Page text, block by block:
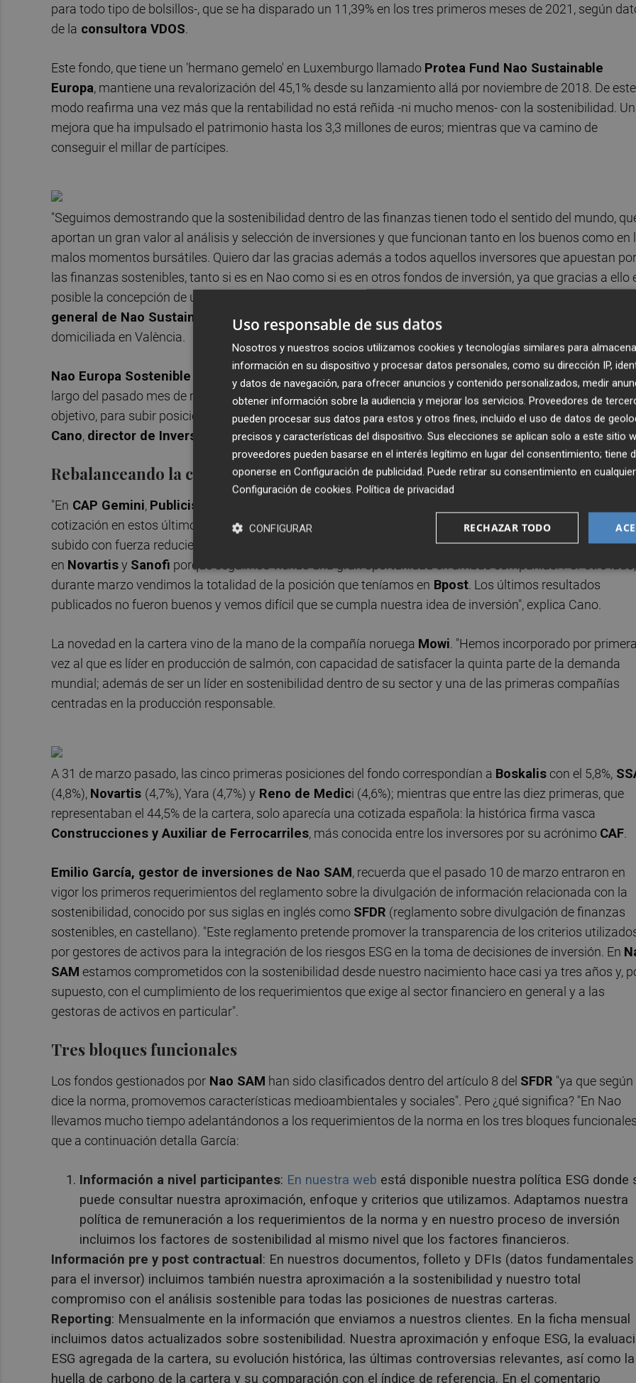
para todo tipo de bolsillos-, que se ha disparado un 11,39% en los tres primeros meses de 2021, según
de la consultora VDOS.
Este fondo, que tiene un 'hermano gemelo' en Luxemburgo llamado Protea Fund Nao Sustainable
Europa, mantiene una revalorización del 45,1% desde su lanzamiento allá por noviembre de 2018. De este
modo reafirma una vez más que la rentabilidad no está reñida -ni mucho menos- con la sostenibilidad.
mejora que ha impulsado el patrimonio hasta los 3,3 millones de euros; mientras que va camino de
conseguir el millar de partícipes.
"Seguimos demostrando que la sostenibilidad dentro de las finanzas tienen todo el sentido del mundo,
aportan un gran valor al análisis y selección de inversiones y que funcionan tanto en los buenos como en
malos momentos bursátiles. Quiero dar las gracias además a todos aquellos inversores que apuestan por
las finanzas sostenibles, tanto si es en Nao como si es en otros fondos de inversión, ya que gracias a ello
posible la concepción de un modelo social más equilibrado". Son palabras de
general de Nao Sustainable Asset Management (Nao SAM)
, la única 'gestora verde' de España y
domiciliada en València.
Nao Europa Sostenible cerró el primer trimestre del año con una exposición a renta variable del 92,5%. A
largo del pasado mes de marzo "hemos bajado peso en compañías que se están acercando al precio
objetivo, para subir posición en otras donde vemos un mayor potencial de revalorización", explicaPablo
Cano, director de Inversionesde la gestora fundada por los hermanosPablo y Ana Serratosa.
Rebalanceando la cartera
"En CAP Gemini, Publicis
cotización en estos últimos meses. Las tres compañías han publicado buenos resultados y la cotización
subido con fuerza reduciendo su potencial de revalorización. Asimismo hemos aprovechado para subir
en Novartisy Sanofi porque seguimos viendo una gran oportunidad en ambas compañías. Por otro lado,
durante marzo vendimos la totalidad de la posición que teníamos en Bpost. Los últimos resultados
publicados no fueron buenos y vemos difícil que se cumpla nuestra idea de inversión", explica Cano.
La novedad en la cartera vino de la mano de la compañía noruega Mowi. "Hemos incorporado por primera
vez al que es líder en producción de salmón, con capacidad de satisfacer la quinta parte de la demanda
mundial; además de ser un líder en sostenibilidad dentro de su sector y una de las primeras compañías
centradas en la producción responsable.
A 31 de marzo pasado, las cinco primeras posiciones del fondo correspondían a Boskalis con el 5,8%,
(4,8%), Novartis (4,7%), Yara (4,7%) y Reno de Medici (4,6%); mientras que entre las diez primeras, que
representaban el 44,5% de la cartera, solo aparecía una cotizada española: la histórica firma vasca
Construcciones y Auxiliar de Ferrocarriles, más conocida entre los inversores por su acrónimo CAF.
Emilio García, gestor de inversiones de Nao SAM, recuerda que el pasado 10 de marzo entraron en
vigor los primeros requerimientos del reglamento sobre la divulgación de información relacionada con la
sostenibilidad, conocido por sus siglas en inglés como SFDR (reglamento sobre divulgación de finanzas
sostenibles, en castellano). "Este reglamento pretende promover la transparencia de los criterios
por gestores de activos para la integración de los riesgos ESG en la toma de decisiones de inversión. En
SAM estamos comprometidos con la sostenibilidad desde nuestro nacimiento hace casi ya tres años y,
supuesto, con el cumplimiento de los requerimientos que exige al sector financiero en general y a las
gestoras de activos en particular".
Tres bloques funcionales
Los fondos gestionados por Nao SAM han sido clasificados dentro del artículo 8 del SFDR "ya que según
dice la norma, promovemos características medioambientales y sociales". Pero ¿qué significa? "En Nao
llevamos mucho tiempo adelantándonos a los requerimientos de la norma en los tres bloques
que a continuación detalla García:
Información a nivel participantes: En nuestra web está disponible nuestra política ESG donde
puede consultar nuestra aproximación, enfoque y criterios que utilizamos. Adaptamos nuestra
política de remuneración a los requerimientos de la norma y en nuestro proceso de inversión
incluimos los factores de sostenibilidad al mismo nivel que los factores financieros.
Información pre y post contractual : En nuestros documentos, folleto y DFIs (datos fundamentales
para el inversor) incluimos también nuestra aproximación a la sostenibilidad y nuestro total
compromiso con el análisis sostenible para todas las posiciones de nuestras carteras.
Reporting: Mensualmente en la información que enviamos a nuestros clientes. En la ficha mensual
incluimos datos actualizados sobre sostenibilidad. Nuestra aproximación y enfoque ESG, la
ESG agregada de la cartera, su evolución histórica, las últimas controversias relevantes, así como la
huella de carbono de la cartera y su comparación con el índice de referencia. En el comentario
Uso responsable de sus datos
Nosotros y nuestros socios utilizamos cookies y tecnologías similares para
información en su dispositivo y procesar datos personales, como su dirección IP,
y datos de navegación, para ofrecer anuncios y contenido personalizados, medir
obtener información sobre la audiencia y mejorar los servicios. Proveedores de
pueden procesar sus datos para estos y otros fines, incluido el uso de datos de
precisos y características del dispositivo. Sus elecciones se aplican solo a este sitio
proveedores pueden basarse en el interés legítimo en lugar del consentimiento; tiene
oponerse en Configuración de publicidad. Puede retirar su consentimiento en
Configuración de cookies. Política de privacidad
RECHAZAR TODO
CONFIGURAR